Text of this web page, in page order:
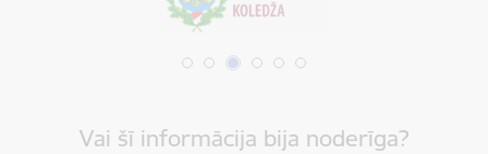
Vai šī informācija bija noderīga?